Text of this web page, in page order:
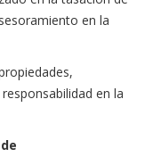
en la
en la